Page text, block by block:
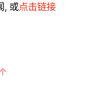
, 或点击链接